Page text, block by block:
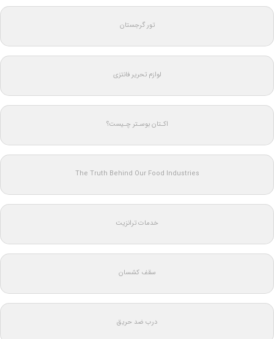
تور گرجستان
لوازم تحریر فانتزی
اکـتان بوسـتر چـیست؟
The Truth Behind Our Food Industries
خدمات ترانزیت
سقف کشسان
درب ضد حریق